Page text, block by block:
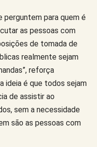
perguntem para quem é
as pessoas com
de tomada de
realmente sejam
reforça
ideia é que todos sejam
de assistir ao
sem a necessidade
são as pessoas com